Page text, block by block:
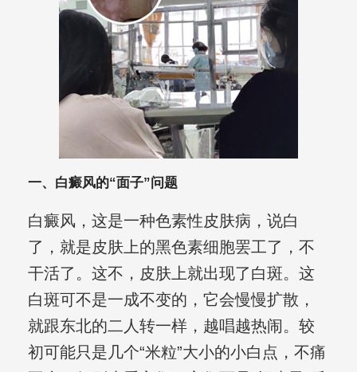
一、白癜风的“面子”问题
白癜风，这是一种色素性皮肤病，说白
了，就是皮肤上的黑色素细胞罢工了，不
干活了。这不，皮肤上就出现了白斑。这
白斑可不是一成不变的，它会慢慢扩散，
就跟东北的二人转一样，越唱越热闹。较
初可能只是几个“米粒”大小的小白点，不痛